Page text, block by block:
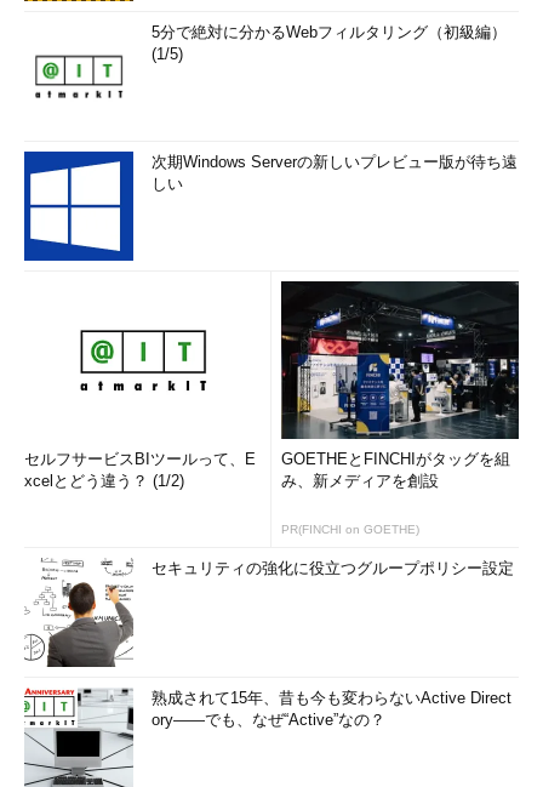
5分で絶対に分かるWebフィルタリング（初級編）
(1/5)
次期Windows Serverの新しいプレビュー版が待ち遠
しい
セルフサービスBIツールって、E
xcelとどう違う？ (1/2)
GOETHEとFINCHIがタッグを組
み、新メディアを創設
PR(FINCHI on GOETHE)
セキュリティの強化に役立つグループポリシー設定
熟成されて15年、昔も今も変わらないActive Direct
ory――でも、なぜ“Active”なの？